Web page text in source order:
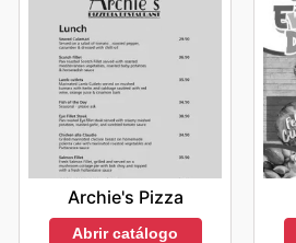
Archie's Pizza
Abrir catálogo